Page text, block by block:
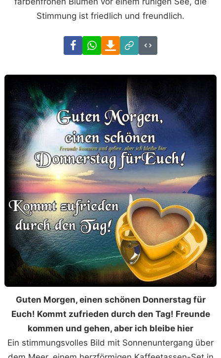
Stimmung ist friedlich und freundlich.
FacebookWhatsAppDownload
Link
Code
Guten Morgen, einen schönen Donnerstag für
Euch! Kommt zufrieden durch den Tag! Freunde
kommen und gehen, aber ich bleibe hier
Ein stimmungsvolles Bild mit Sonnenuntergang über